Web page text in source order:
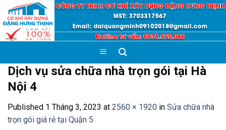
Skip
content
Dịch vụ sửa chữa nhà trọn gói tại Hà
Nội 4
Published 1 Tháng 3, 2023 at 2560 × 1920 in Sửa chữa nhà
trọn gói giá rẻ tại Quận 5